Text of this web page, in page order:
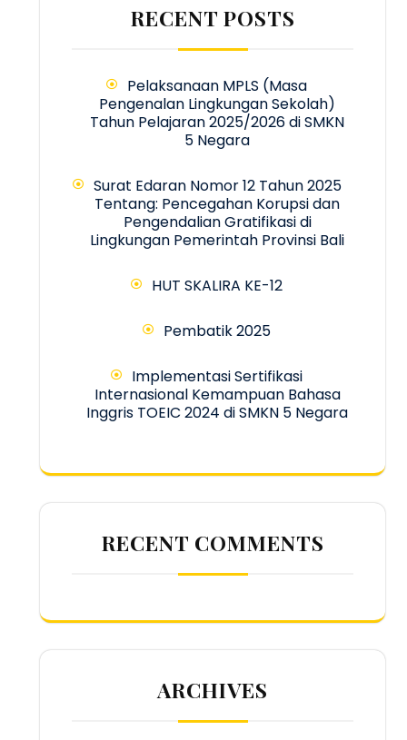
RECENT POSTS
Pelaksanaan MPLS (Masa
Pengenalan Lingkungan Sekolah)
Tahun Pelajaran 2025/2026 di SMKN
5 Negara
Surat Edaran Nomor 12 Tahun 2025
Tentang: Pencegahan Korupsi dan
Pengendalian Gratifikasi di
Lingkungan Pemerintah Provinsi Bali
HUT SKALIRA KE-12
Pembatik 2025
Implementasi Sertifikasi
Internasional Kemampuan Bahasa
Inggris TOEIC 2024 di SMKN 5 Negara
RECENT COMMENTS
ARCHIVES